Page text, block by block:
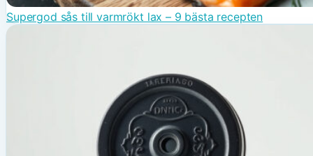
Supergod sås till varmrökt lax – 9 bästa recepten